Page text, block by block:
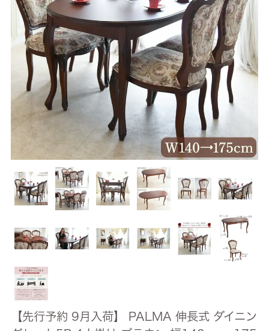
【先行予約 9月入荷】 PALMA 伸長式 ダイニン